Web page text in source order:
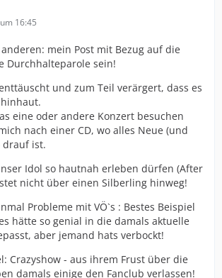
16:45
mein Post mit Bezug auf die
Durchhalteparole sein!
und zum Teil verärgert, dass es
eine oder andere Konzert besuchen
nach einer CD, wo alles Neue (und
drauf ist.
Idol so hautnah erleben dürfen (After
nicht über einen Silberling hinweg!
Probleme mit VÖ`s : Bestes Beispiel
hätte so genial in die damals aktuelle
aber jemand hats verbockt!
Crazyshow - aus ihrem Frust über die
damals einige den Fanclub verlassen!